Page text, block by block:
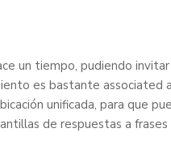
un tiempo, pudiendo
es bastante
unificada, para que
de respuestas a